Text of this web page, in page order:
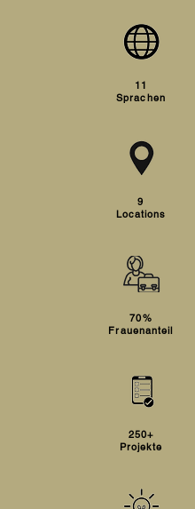
11
Sprachen
9
Locations
70%
Frauenanteil
250+
Projekte